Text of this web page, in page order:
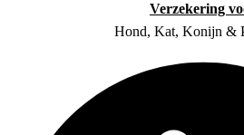
Verzekering
Hond, Kat, Konijn &